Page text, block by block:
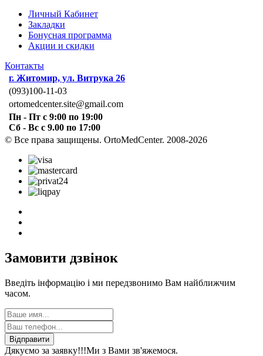
Личный Кабинет
Закладки
Бонусная программа
Акции и скидки
Контакты
г. Житомир, ул. Витрука 26
(093)100-11-03
ortomedcenter.site@gmail.com
Пн - Пт с 9:00 по 19:00
Сб - Вс с 9.00 по 17:00
© Все права защищены. OrtoMedCenter. 2008-2026
Замовити дзвінок
Введіть інформацію і ми передзвонимо Вам найближчим
часом.
Відправити
Дякуємо за заявку!!!Ми з Вами зв'яжемося.